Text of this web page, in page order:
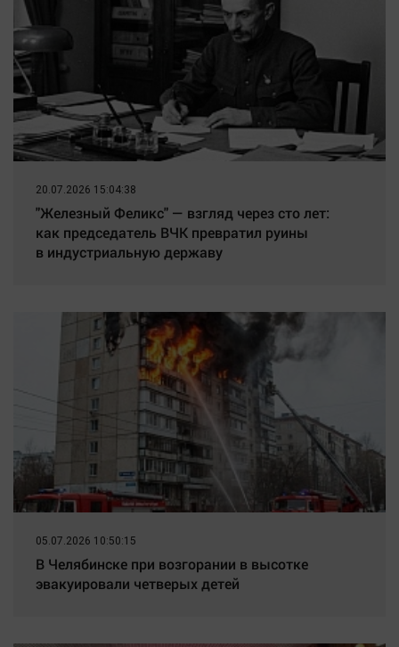
20.07.2026 15:04:38
"Железный Феликс" — взгляд через сто лет:
как председатель ВЧК превратил руины
в индустриальную державу
05.07.2026 10:50:15
В Челябинске при возгорании в высотке
эвакуировали четверых детей